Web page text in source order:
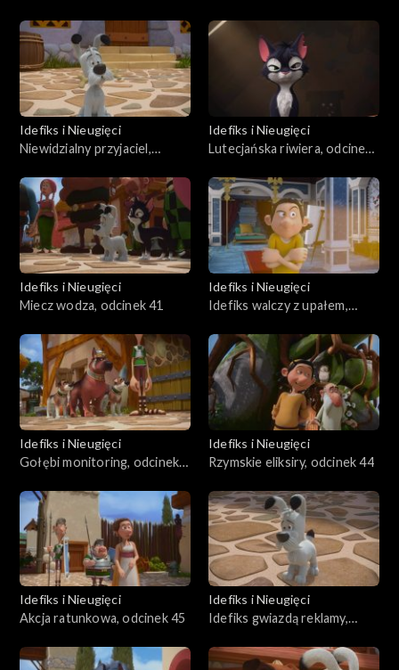
Idefiks i Nieugięci
Niewidzialny przyjaciel,
Idefiks i Nieugięci
Lutecjańska riwiera, odcinek
Idefiks i Nieugięci
Miecz wodza, odcinek 41
Idefiks i Nieugięci
Idefiks walczy z upałem,
Idefiks i Nieugięci
Gołębi monitoring, odcinek
Idefiks i Nieugięci
Rzymskie eliksiry, odcinek 44
Idefiks i Nieugięci
Akcja ratunkowa, odcinek 45
Idefiks i Nieugięci
Idefiks gwiazdą reklamy,